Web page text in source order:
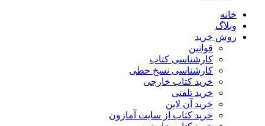
خانه
وبلاگ
روش خرید
قوانین
کارشناسی کتاب
کارشناسی نسخ خطی
خرید کتاب خارجی
خرید تلفنی
خرید آن لاین
خرید کتاب از سایت آمازون